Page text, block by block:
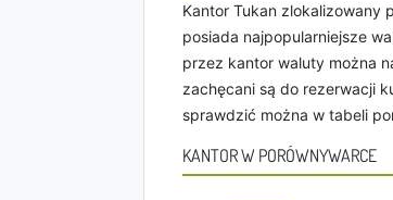
Kantor Tukan zlokalizowany
posiada najpopularniejsze
przez kantor waluty można
zachęcani są do rezerwacji
sprawdzić można w tabeli
KANTOR W PORÓWNYWARCE